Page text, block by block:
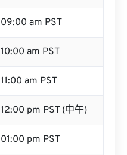
09:00 am PST
10:00 am PST
11:00 am PST
12:00 pm PST (中午)
01:00 pm PST